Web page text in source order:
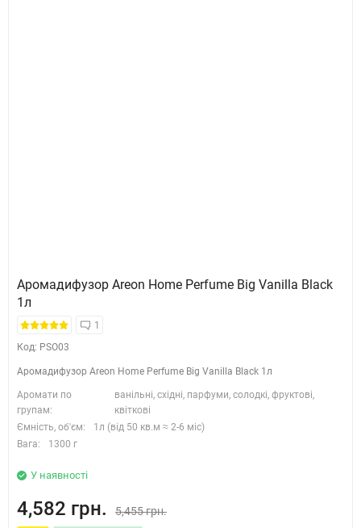
Аромадифузор Areon Home Perfume Big Vanilla Black
1л
1
Код: PSO03
Аромадифузор Areon Home Perfume Big Vanilla Black 1л
Аромати по
групам:
ванільні, східні, парфуми, солодкі, фруктові,
квіткові
Ємність, об'єм:
1л (від 50 кв.м ≈ 2-6 міс)
Вага:
1300 г
У наявності
4,582 грн. 5,455 грн.